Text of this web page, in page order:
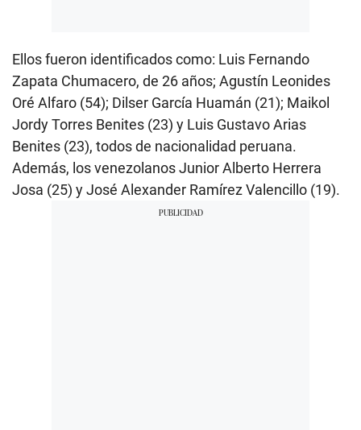
Ellos fueron identificados como: Luis Fernando
Zapata Chumacero, de 26 años; Agustín Leonides
Oré Alfaro (54); Dilser García Huamán (21); Maikol
Jordy Torres Benites (23) y Luis Gustavo Arias
Benites (23), todos de nacionalidad peruana.
Además, los venezolanos Junior Alberto Herrera
Josa (25) y José Alexander Ramírez Valencillo (19).